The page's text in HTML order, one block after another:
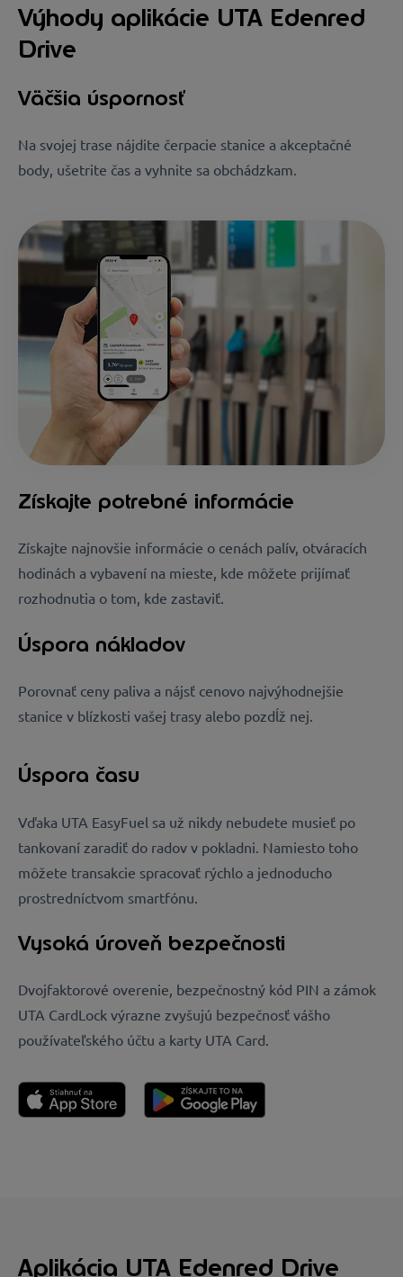
Výhody aplikácie UTA Edenred
Drive
Väčšia úspornosť
Na svojej trase nájdite čerpacie stanice a akceptačné
body, ušetrite čas a vyhnite sa obchádzkam.
Získajte potrebné informácie
Získajte najnovšie informácie o cenách palív, otváracích
hodinách a vybavení na mieste, kde môžete prijímať
rozhodnutia o tom, kde zastaviť.
Úspora nákladov
Porovnať ceny paliva a nájsť cenovo najvýhodnejšie
stanice v blízkosti vašej trasy alebo pozdĺž nej.
Úspora času
Vďaka UTA EasyFuel sa už nikdy nebudete musieť po
tankovaní zaradiť do radov v pokladni. Namiesto toho
môžete transakcie spracovať rýchlo a jednoducho
prostredníctvom smartfónu.
Vysoká úroveň bezpečnosti
Dvojfaktorové overenie, bezpečnostný kód PIN a zámok
UTA CardLock výrazne zvyšujú bezpečnosť vášho
používateľského účtu a karty UTA Card.
Aplikácia UTA Edenred Drive